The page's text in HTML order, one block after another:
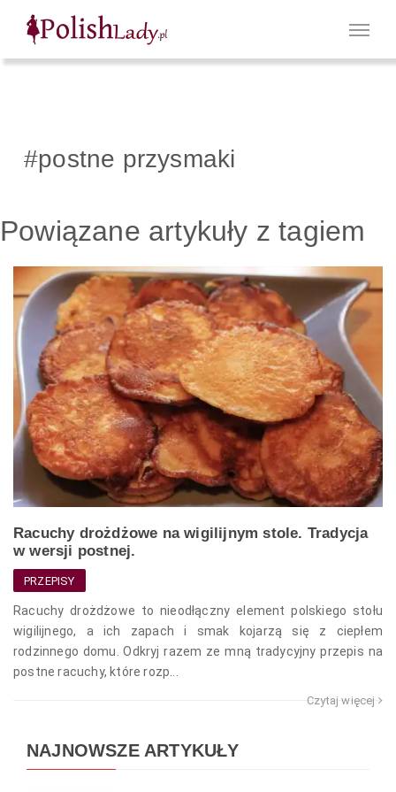
#postne przysmaki
Powiązane artykuły z tagiem
Racuchy drożdżowe na wigilijnym stole. Tradycja
w wersji postnej.
PRZEPISY
Racuchy drożdżowe to nieodłączny element polskiego stołu
wigilijnego, a ich zapach i smak kojarzą się z ciepłem
rodzinnego domu. Odkryj razem ze mną tradycyjny przepis na
postne racuchy, które rozp...
Czytaj więcej
NAJNOWSZE ARTYKUŁY